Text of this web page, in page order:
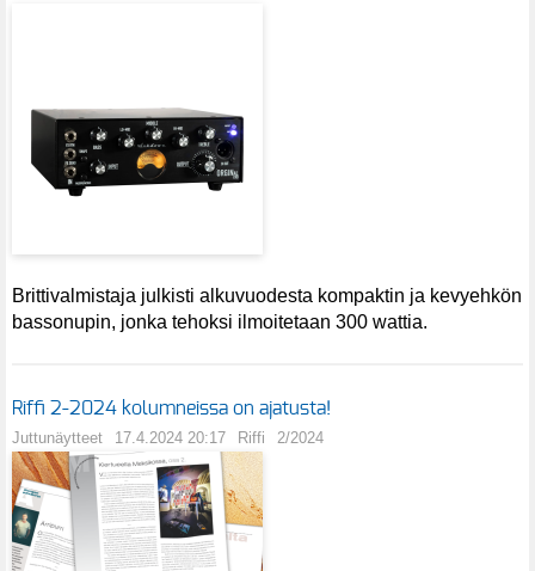
Brittivalmistaja julkisti alkuvuodesta kompaktin ja kevyehkön
bassonupin, jonka tehoksi ilmoitetaan 300 wattia.
Riffi 2-2024 kolumneissa on ajatusta!
Juttunäytteet 17.4.2024 20:17 Riffi 2/2024